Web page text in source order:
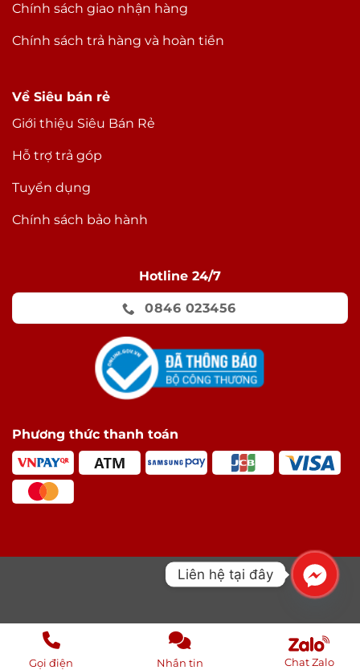
Chính sách giao nhận hàng
Chính sách trả hàng và hoàn tiền
Về Siêu bán rẻ
Giới thiệu Siêu Bán Rẻ
Hỗ trợ trả góp
Tuyển dụng
Chính sách bảo hành
Hotline 24/7
0846 023456
Phương thức thanh toán
Gọi điện Nhắn tin Chat Zalo
Liên hệ tại đây